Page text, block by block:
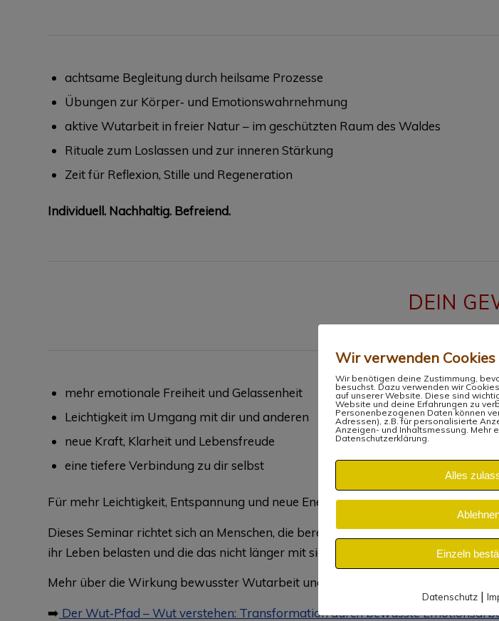
achtsame Begleitung durch heilsame Prozesse
Übungen zur Körper‑ und Emotionswahrnehmung
aktive Wutarbeit in freier Natur – im geschützten Raum des Waldes
Rituale zum Loslassen und zur inneren Stärkung
Zeit für Reflexion, Stille und Regeneration
Individuell. Nachhaltig. Befreiend.
DEIN
mehr emotionale Freiheit und Gelassenheit
Leichtigkeit im Umgang mit dir und anderen
neue Kraft, Klarheit und Lebensfreude
eine tiefere Verbindung zu dir selbst
Für mehr Leichtigkeit, Entspannung und neue Energie.
Dieses Seminar richtet sich an Menschen, die bereit sind für echte Veränderung
ihr Leben belasten und die das nicht länger mit sich herumtragen möchten.
Mehr über die Wirkung bewusster Wutarbeit und die Hintergründe des
➡️ Der Wut‑Pfad – Wut verstehen: Transformation durch bewusste
Wir verwenden Cookies
Wir benötigen deine Zustimmung,
besuchst. Dazu verwenden wir
auf unserer Website. Diese sind
Website und deine Erfahrungen zu
Personenbezogenen Daten können
Adressen), z.B. für personalisierte
Anzeigen- und Inhaltsmessung. Mehr
Datenschutzerklärung.
Alles
Einzeln
Datenschutz |